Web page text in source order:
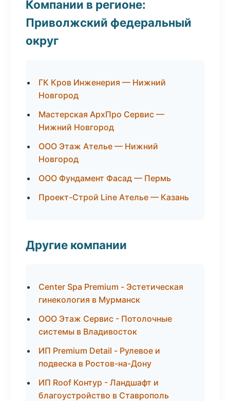
Компании в регионе:
Приволжский федеральный
округ
ГК Кров Инженерия — Нижний
Новгород
Мастерская АрхПро Сервис —
Нижний Новгород
ООО Этаж Ателье — Нижний
Новгород
ООО Фундамент Фасад — Пермь
Проект-Строй Line Ателье — Казань
Другие компании
Center Spa Premium - Эстетическая
гинекология в Мурманск
ООО Этаж Сервис - Потолочные
системы в Владивосток
ИП Premium Detail - Рулевое и
подвеска в Ростов-на-Дону
ИП Roof Контур - Ландшафт и
благоустройство в Ставрополь